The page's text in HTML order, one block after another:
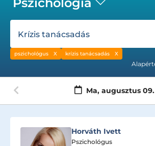
Krízis tanácsadás
pszichológus krízis tanácsadás
Ma, augusztus 09.
Horváth Ivett
Pszichológus